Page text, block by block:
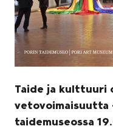
Taide ja kulttuuri
vetovoimaisuutta
taidemuseossa